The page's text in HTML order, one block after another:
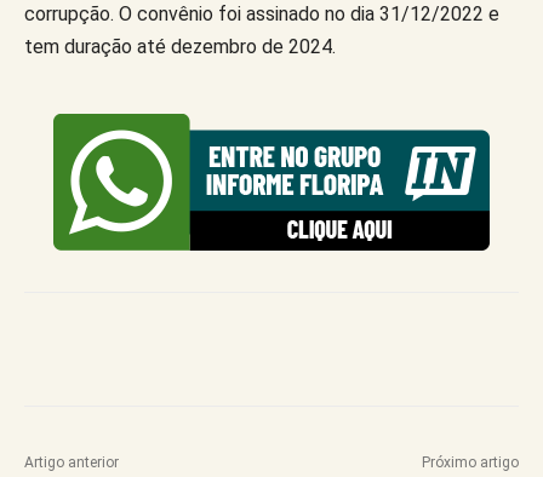
corrupção. O convênio foi assinado no dia 31/12/2022 e
tem duração até dezembro de 2024.
Artigo anterior Próximo artigo